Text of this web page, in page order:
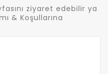
ziyaret edebilir ya
& Koşullarına